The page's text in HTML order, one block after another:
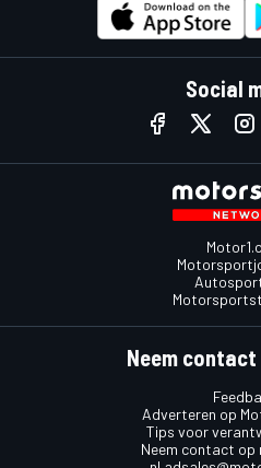
Social
Neem
Adverteren op
Tips voor
Neem contact op